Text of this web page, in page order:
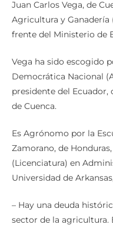
Juan Carlos Vega, de
Agricultura y
frente del Ministerio de
Vega ha sido escogido
Democrática Nacional
presidente del
de Cuenca.
Es Agrónomo por la
Zamorano, de
(Licenciatura) en
Universidad de
– Hay una deuda
sector de la agricultura.